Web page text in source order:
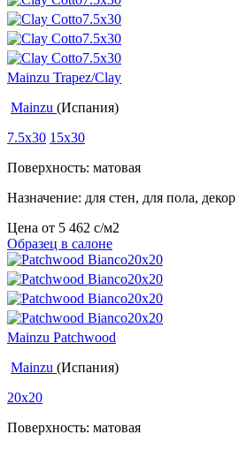
Mainzu Trapez/Clay
Mainzu (Испания)
7.5x30 15x30
Поверхность: матовая
Назначение: для стен, для пола, декор
Цена от 5 462 c/м2
Образец в салоне
Mainzu Patchwood
Mainzu (Испания)
20x20
Поверхность: матовая